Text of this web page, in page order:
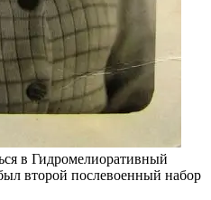
в Гидромелиоративный
второй послевоенный набор